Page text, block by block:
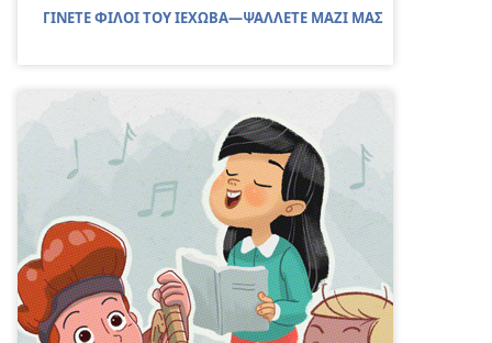
ΓΙΝΕΤΕ ΦΙΛΟΙ ΤΟΥ ΙΕΧΩΒΑ—ΨΑΛΛΕΤΕ ΜΑΖΙ ΜΑΣ